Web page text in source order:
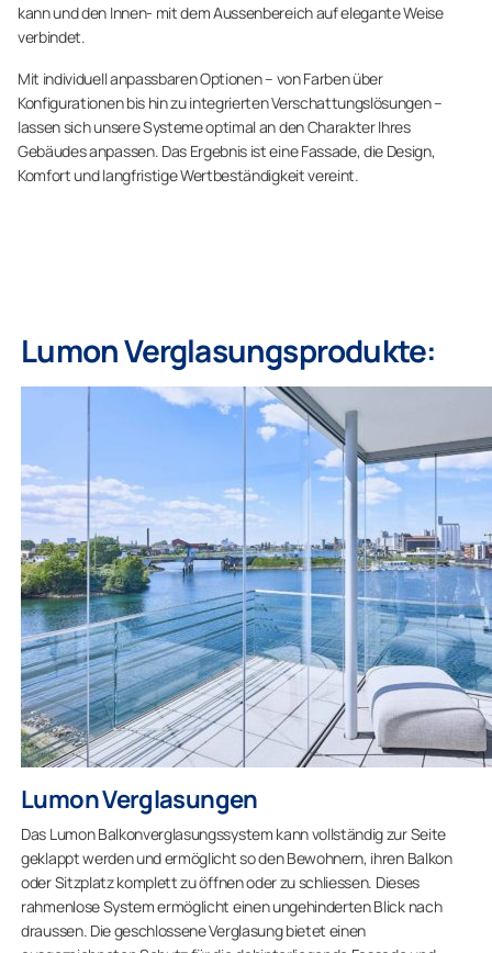
kann und den Innen- mit dem Aussenbereich auf elegante Weise
verbindet.
Mit individuell anpassbaren Optionen – von Farben über
Konfigurationen bis hin zu integrierten Verschattungslösungen –
lassen sich unsere Systeme optimal an den Charakter Ihres
Gebäudes anpassen. Das Ergebnis ist eine Fassade, die Design,
Komfort und langfristige Wertbeständigkeit vereint.
Lumon Verglasungsprodukte:
Lumon Verglasungen
Das Lumon Balkonverglasungssystem kann vollständig zur Seite
geklappt werden und ermöglicht so den Bewohnern, ihren Balkon
oder Sitzplatz komplett zu öffnen oder zu schliessen. Dieses
rahmenlose System ermöglicht einen ungehinderten Blick nach
draussen. Die geschlossene Verglasung bietet einen